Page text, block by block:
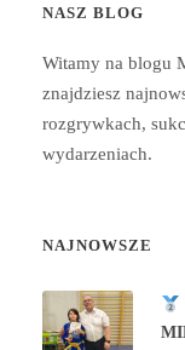
NASZ BLOG
Witamy na blogu
znajdziesz
rozgrywkach,
wydarzeniach.
NAJNOWSZE